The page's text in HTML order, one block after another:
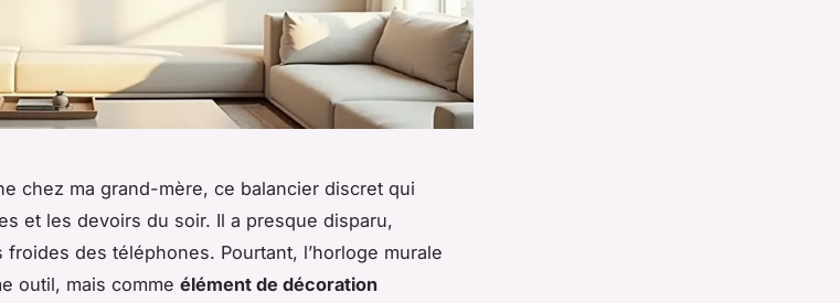
chez ma grand-mère, ce balancier discret qui
et les devoirs du soir. Il a presque disparu,
des téléphones. Pourtant, l’horloge murale
outil, mais comme élément de décoration